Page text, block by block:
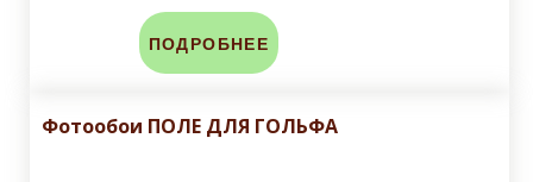
ПОДРОБНЕЕ
Фотообои ПОЛЕ ДЛЯ ГОЛЬФА